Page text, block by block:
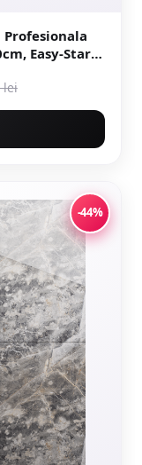
Profesionala
Easy-Start
lei
-44%